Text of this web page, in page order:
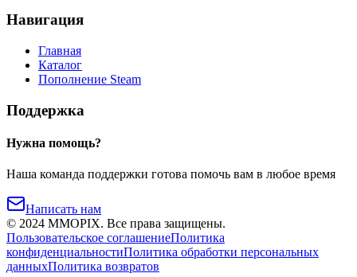
Навигация
Главная
Каталог
Пополнение Steam
Поддержка
Нужна помощь?
Наша команда поддержки готова помочь вам в любое время
Написать нам
© 2024 MMOPIX. Все права защищены.
Пользовательское соглашениеПолитика
конфиденциальностиПолитика обработки персональных
данныхПолитика возвратов